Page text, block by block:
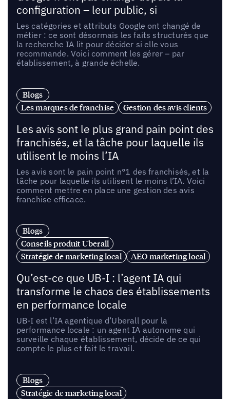
configuration – leur public, si
Les catégories et attributs Google ont changé de
métier : ce sont désormais les faits structurés que
la recherche IA lit pour décider si elle vous
recommande. Voici comment les gérer – par
établissement, à grande échelle.
Blogs
Les marques de franchise
Gestion des avis clients
Les avis sont le plus grand pain point des
franchisés, et la tâche pour laquelle ils
utilisent le moins l’IA
Les avis sont le pain point n°1 des franchisés, et la
tâche pour laquelle ils utilisent le moins l’IA. Voici
comment mettre en place une gestion des avis
franchise efficace.
Blogs
Conseils produit Uberall
Stratégie de marketing local
AEO marketing local
Qu’est-ce que UB-I : l’agent IA qui
transforme le chaos des établissements
en performance locale
UB-I est l’IA agentique d’Uberall pour la
performance locale : un agent IA autonome qui
surveille chaque établissement, décide de ce qui
compte le plus et fait le travail.
Blogs
Stratégie de marketing local